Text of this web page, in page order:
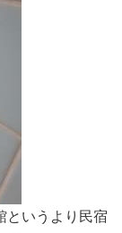
というより民宿